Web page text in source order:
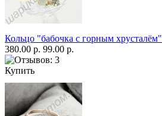
Кольцо "бабочка с горным хрусталём"
380.00 р. 99.00 р.
Купить